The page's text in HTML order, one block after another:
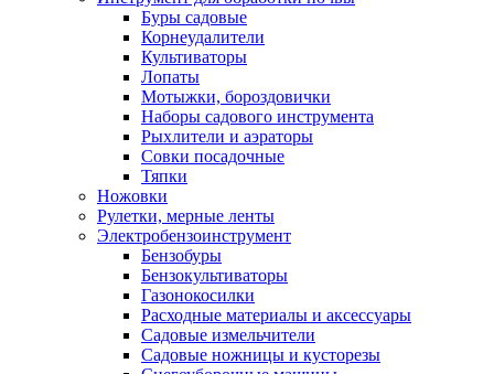
Буры садовые
Корнеудалители
Культиваторы
Лопаты
Мотыжки, бороздовички
Наборы садового инструмента
Рыхлители и аэраторы
Совки посадочные
Тяпки
Ножовки
Рулетки, мерные ленты
Электробензоинструмент
Бензобуры
Бензокультиваторы
Газонокосилки
Расходные материалы и аксессуары
Садовые измельчители
Садовые ножницы и кусторезы